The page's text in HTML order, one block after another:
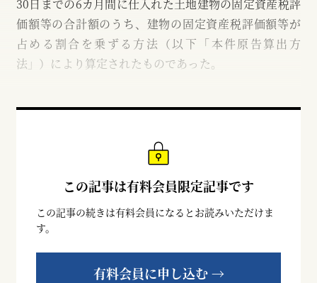
30日までの6カ月間に仕入れた土地建物の固定資産税評
価額等の合計額のうち、建物の固定資産税評価額等が
占める割合を乗ずる方法（以下「本件原告算出方
法」）により算定されたものであった。
この記事は有料会員限定記事です
この記事の続きは有料会員になるとお読みいただけま
す。
有料会員に申し込む →